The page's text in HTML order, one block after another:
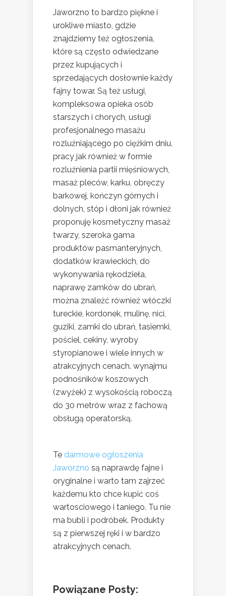
Jaworzno to bardzo piękne i
urokliwe miasto, gdzie
znajdziemy też ogłoszenia,
które są często odwiedzane
przez kupujących i
sprzedających dosłownie każdy
fajny towar. Są też usługi,
kompleksowa opieka osób
starszych i chorych, usługi
profesjonalnego masażu
rozluźniającego po ciężkim dniu,
pracy jak również w formie
rozluźnienia partii mięśniowych,
masaż pleców, karku, obręczy
barkowej, kończyn górnych i
dolnych, stóp i dłoni jak również
proponuję kosmetyczny masaż
twarzy, szeroka gama
produktów pasmanteryjnych,
dodatków krawieckich, do
wykonywania rękodzieła,
naprawę zamków do ubrań,
można znależć również włóczki
tureckie, kordonek, mulinę, nici,
guziki, zamki do ubrań, tasiemki,
pościel, cekiny, wyroby
styropianowe i wiele innych w
atrakcyjnych cenach. wynajmu
podnośników koszowych
(zwyżek) z wysokością roboczą
do 30 metrów wraz z fachową
obsługą operatorską.
Te darmowe ogłoszenia
Jaworzno są naprawdę fajne i
oryginalne i warto tam zajrzeć
każdemu kto chce kupić coś
wartosciowego i taniego. Tu nie
ma bubli i podróbek. Produkty
są z pierwszej ręki i w bardzo
atrakcyjnych cenach.
Powiązane Posty: